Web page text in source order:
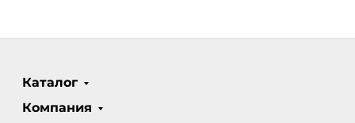
Каталог
Компания